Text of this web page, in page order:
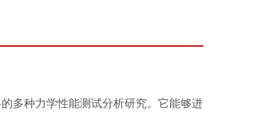
多种力学性能测试分析研究。它能够进